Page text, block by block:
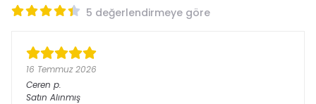
5 değerlendirmeye göre
16 Temmuz 2026
Ceren p.
Satın Alınmış